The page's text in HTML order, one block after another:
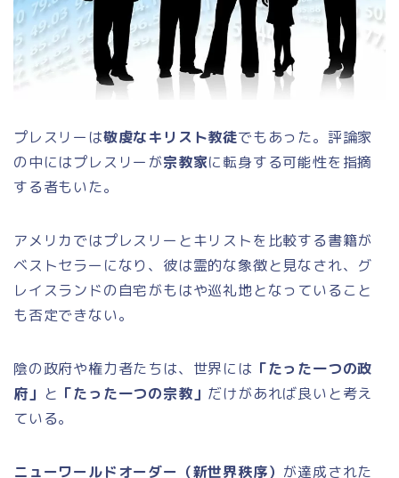
プレスリーは敬虔なキリスト教徒でもあった。評論家
の中にはプレスリーが宗教家に転身する可能性を指摘
する者もいた。
アメリカではプレスリーとキリストを比較する書籍が
ベストセラーになり、彼は霊的な象徴と見なされ、グ
レイスランドの自宅がもはや巡礼地となっていること
も否定できない。
陰の政府や権力者たちは、世界には 「たった一つの政
府」 と 「たった一つの宗教」 だけがあれば良いと考え
ている。
ニューワールドオーダー（新世界秩序） が達成された